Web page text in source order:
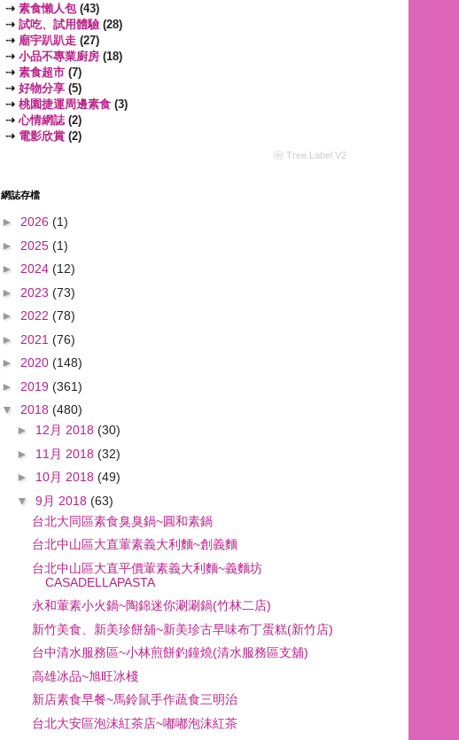
⇢ 素食懶人包(43)
⇢ 試吃、試用體驗(28)
⇢ 廟宇趴趴走 (27)
⇢ 小品不專業廚房 (18)
⇢ 素食超市 (7)
⇢ 好物分享 (5)
⇢ 桃園捷運周邊素食 (3)
⇢心情網誌 (2)
⇢ 電影欣賞 (2)
ⓦ Tree Label V2
網誌存檔
► 2026 (1)
► 2025 (1)
► 2024 (12)
► 2023 (73)
► 2022 (78)
► 2021 (76)
► 2020 (148)
► 2019 (361)
▼ 2018 (480)
► 12月 2018 (30)
► 11月 2018 (32)
► 10月 2018 (49)
▼ 9月 2018 (63)
台北大同區素食臭臭鍋~圓和素鍋
台北中山區大直葷素義大利麵~創義麵
台北中山區大直平價葷素義大利麵~義麵坊
CASADELLAPASTA
永和葷素小火鍋~陶錦迷你涮涮鍋(竹林二店)
新竹美食、新美珍餅舖~新美珍古早味布丁蛋糕(新竹店)
台中清水服務區~小林煎餅釣鐘燒(清水服務區支舖)
高雄冰品~旭旺冰棧
新店素食早餐~馬鈴鼠手作蔬食三明治
台北大安區泡沫紅茶店~嘟嘟泡沫紅茶